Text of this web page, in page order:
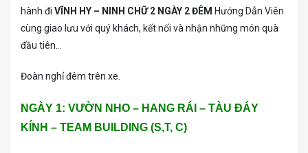
hành đi VĨNH HY – NINH CHỮ 2 NGÀY 2 ĐÊM Hướng Dẫn Viên
cùng giao lưu với quý khách, kết nối và nhận những món quà
đầu tiên…
Đoàn nghỉ đêm trên xe.
NGÀY 1: VƯỜN NHO – HANG RÁI – TÀU ĐÁY
KÍNH – TEAM BUILDING (S,T, C)